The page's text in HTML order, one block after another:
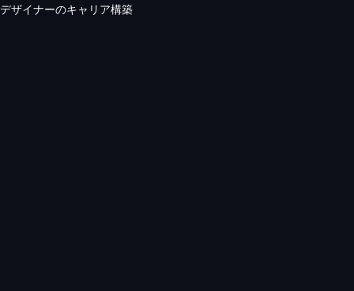
デザイナーのキャリア構築